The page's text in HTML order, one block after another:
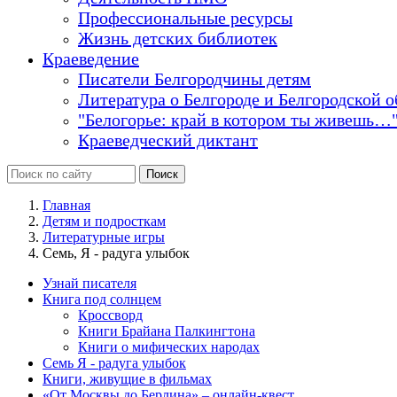
Профессиональные ресурсы
Жизнь детских библиотек
Краеведение
Писатели Белгородчины детям
Литература о Белгороде и Белгородской
"Белогорье: край в котором ты живешь…"
Краеведческий диктант
Главная
Детям и подросткам
Литературные игры
Семь, Я - радуга улыбок
Узнай писателя
Книга под солнцем
Кроссворд
Книги Брайана Палкингтона
Книги о мифических народах
Семь Я - радуга улыбок
Книги, живущие в фильмах